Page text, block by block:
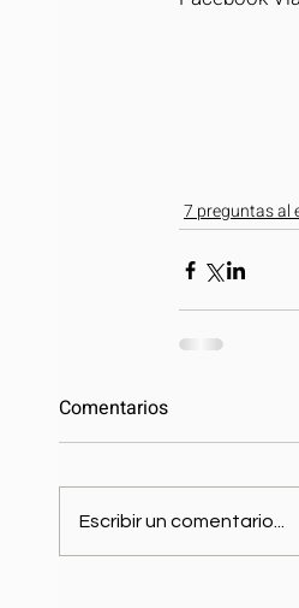
7 preguntas al
Comentarios
Escribir un comentario...